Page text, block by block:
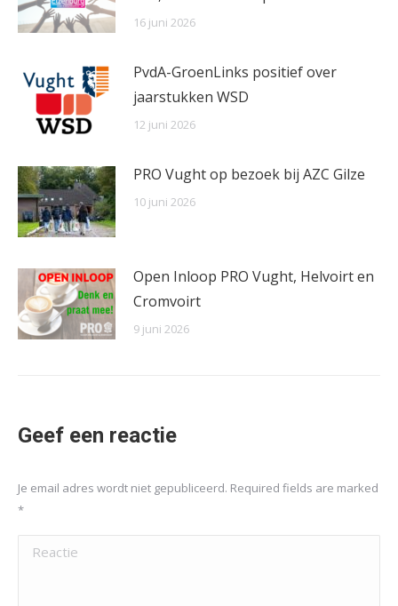
16 juni 2026
PvdA-GroenLinks positief over
jaarstukken WSD
12 juni 2026
PRO Vught op bezoek bij AZC Gilze
10 juni 2026
Open Inloop PRO Vught, Helvoirt en
Cromvoirt
9 juni 2026
Geef een reactie
Je email adres wordt niet gepubliceerd. Required fields are marked
*
Reactie